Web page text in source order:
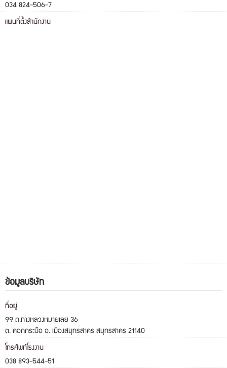
034 824-506-7
แผนที่ตั้งสำนักงาน
ข้อมูลบริษัท
ที่อยู่
99 ถ.ทางหลวงหมายเลย 36
ต. คอกกระบือ อ. เมืองสมุทรสาคร สมุทรสาคร 21140
โทรศัพท์โรงงาน
038 893-544-51